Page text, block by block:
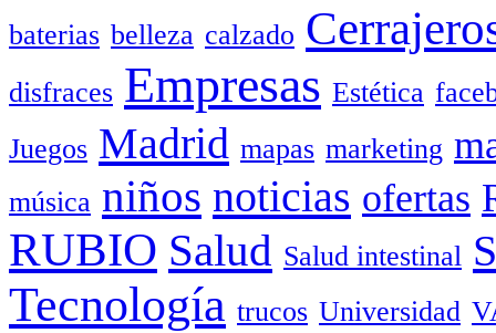
baterias belleza calzado
disfraces Empresas Estética
Juegos Madrid mapas marketing
música niños noticias ofertas
RUBIO Salud Salud intestinal
Tecnología trucos Universidad